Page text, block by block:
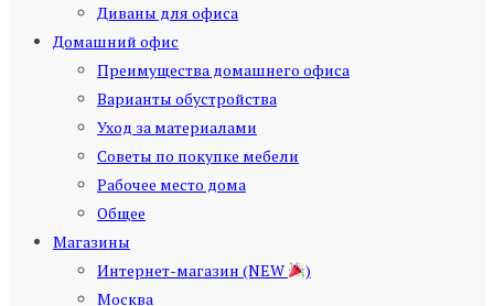
Диваны для офиса
Домашний офис
Преимущества домашнего офиса
Варианты обустройства
Уход за материалами
Советы по покупке мебели
Рабочее место дома
Общее
Магазины
Интернет-магазин (NEW
)
Москва